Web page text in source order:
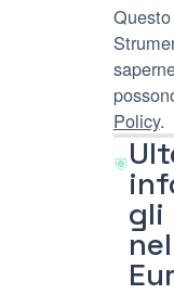
Policy.
gli